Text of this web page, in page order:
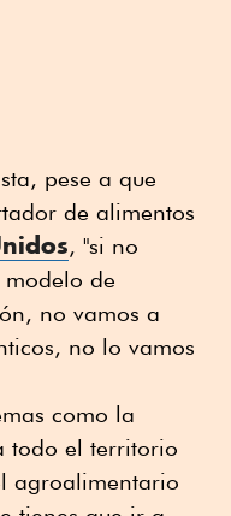
pese a que
de alimentos
, "si no
de
no vamos a
no lo vamos
como la
todo el territorio
agroalimentario